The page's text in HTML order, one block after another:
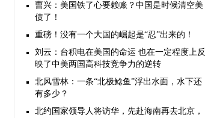
曹兴：美国铁了心要赖账？中国是时候清空美
债了！
重磅！没有一个大国的崛起是“忍”出来的！
刘云：台积电在美国的命运 也在一定程度上反
映了中美两国高科技竞争力的逆转
北风雪林：一条“北极鲶鱼”浮出水面，水下还
有多少？
北约国家领导人将访华，先赴海南再去北京，